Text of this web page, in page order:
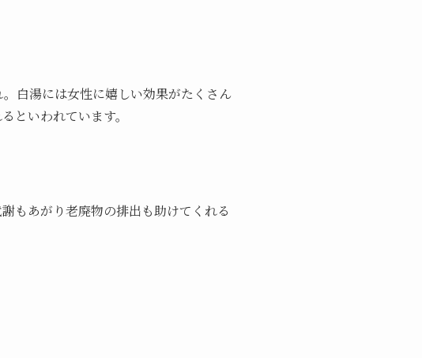
白湯には女性に嬉しい効果がたくさん
といわれています。
もあがり老廃物の排出も助けてくれる